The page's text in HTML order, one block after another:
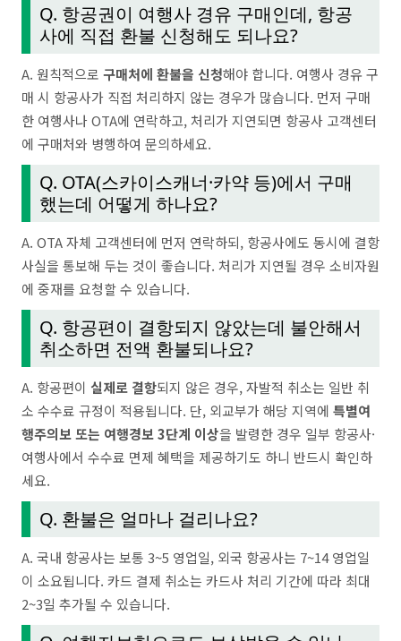
Q. 항공권이 여행사 경유 구매인데, 항공
사에 직접 환불 신청해도 되나요?
A. 원칙적으로 구매처에 환불을 신청해야 합니다. 여행사 경유 구
매 시 항공사가 직접 처리하지 않는 경우가 많습니다. 먼저 구매
한 여행사나 OTA에 연락하고, 처리가 지연되면 항공사 고객센터
에 구매처와 병행하여 문의하세요.
Q. OTA(스카이스캐너·카약 등)에서 구매
했는데 어떻게 하나요?
A. OTA 자체 고객센터에 먼저 연락하되, 항공사에도 동시에 결항
사실을 통보해 두는 것이 좋습니다. 처리가 지연될 경우 소비자원
에 중재를 요청할 수 있습니다.
Q. 항공편이 결항되지 않았는데 불안해서
취소하면 전액 환불되나요?
A. 항공편이 실제로 결항되지 않은 경우, 자발적 취소는 일반 취
소 수수료 규정이 적용됩니다. 단, 외교부가 해당 지역에 특별여
행주의보 또는 여행경보 3단계 이상을 발령한 경우 일부 항공사·
여행사에서 수수료 면제 혜택을 제공하기도 하니 반드시 확인하
세요.
Q. 환불은 얼마나 걸리나요?
A. 국내 항공사는 보통 3~5 영업일, 외국 항공사는 7~14 영업일
이 소요됩니다. 카드 결제 취소는 카드사 처리 기간에 따라 최대
2~3일 추가될 수 있습니다.